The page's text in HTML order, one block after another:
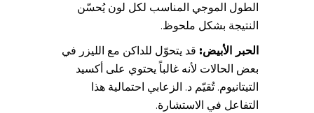
الطول الموجي المناسب لكل لون يُحسّن
النتيجة بشكل ملحوظ.
الحبر الأبيض: قد يتحوّل للداكن مع الليزر في
بعض الحالات لأنه غالباً يحتوي على أكسيد
التيتانيوم. تُقيّم د. الزعابي احتمالية هذا
التفاعل في الاستشارة.